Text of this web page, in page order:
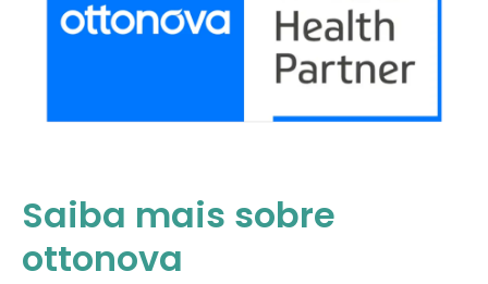
Saiba mais sobre
ottonova